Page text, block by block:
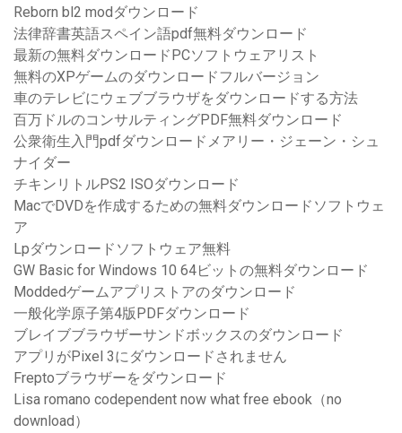
Reborn bl2 modダウンロード
法律辞書英語スペイン語pdf無料ダウンロード
最新の無料ダウンロードPCソフトウェアリスト
無料のXPゲームのダウンロードフルバージョン
車のテレビにウェブブラウザをダウンロードする方法
百万ドルのコンサルティングPDF無料ダウンロード
公衆衛生入門pdfダウンロードメアリー・ジェーン・シュ
ナイダー
チキンリトルPS2 ISOダウンロード
MacでDVDを作成するための無料ダウンロードソフトウェ
ア
Lpダウンロードソフトウェア無料
GW Basic for Windows 10 64ビットの無料ダウンロード
Moddedゲームアプリストアのダウンロード
一般化学原子第4版PDFダウンロード
ブレイブブラウザーサンドボックスのダウンロード
アプリがPixel 3にダウンロードされません
Freptoブラウザーをダウンロード
Lisa romano codependent now what free ebook（no
download）